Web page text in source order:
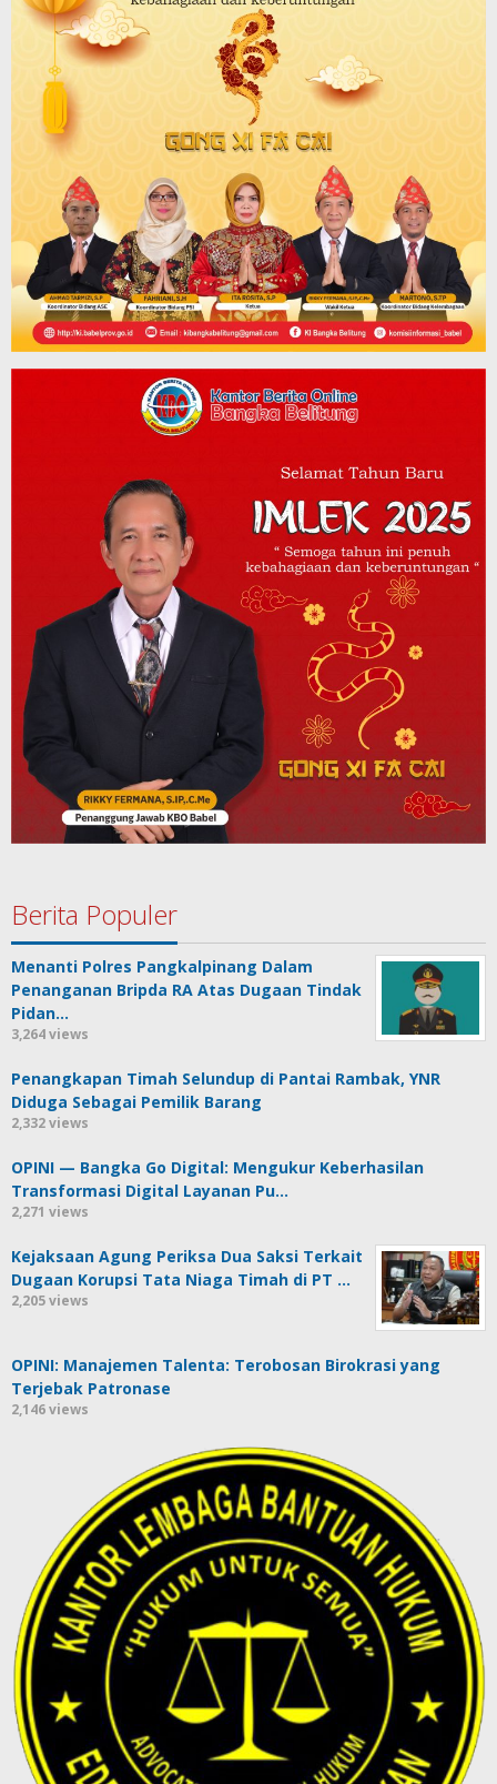
Berita Populer
Menanti Polres Pangkalpinang Dalam
Penanganan Bripda RA Atas Dugaan Tindak
Pidan…
3,264 views
Penangkapan Timah Selundup di Pantai Rambak, YNR
Diduga Sebagai Pemilik Barang
2,332 views
OPINI — Bangka Go Digital: Mengukur Keberhasilan
Transformasi Digital Layanan Pu…
2,271 views
Kejaksaan Agung Periksa Dua Saksi Terkait
Dugaan Korupsi Tata Niaga Timah di PT …
2,205 views
OPINI: Manajemen Talenta: Terobosan Birokrasi yang
Terjebak Patronase
2,146 views